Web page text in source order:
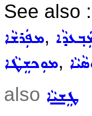
See also :
ܡܦܲܪܫܵܐ,
ܡܘܼܟܫܸܛܵܐ,
also ܛܸܫܝܵܐ